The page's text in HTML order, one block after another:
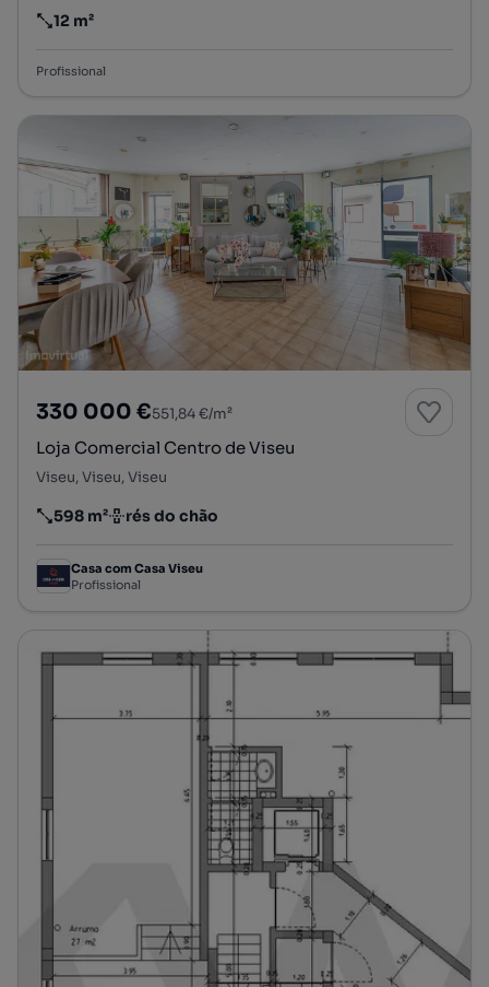
Preço por metro quadrado
12 m²
Profissional
330 000 €551,84 €/m²
Loja Comercial Centro de Viseu
Viseu, Viseu, Viseu
Preço por metro quadrado
598 m²
Andar rés do chão
Casa com Casa Viseu
Profissional